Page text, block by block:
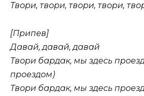
Твори, твори, твори, твори,
[Припев]
Давай, давай, давай
Твори бардак, мы здесь
проездом)
Твори бардак, мы здесь